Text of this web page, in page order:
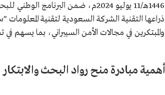
1446هـ/11 يوليو 2024م، ضمن
ذراعها التقنية الشركة السعودية لتقنية المعلومات
والمبتكرين في مجالات الأمن السيبراني، بما يسهم في
أهمية مبادرة منح رواد البحث والابتكار